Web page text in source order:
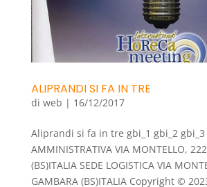
ALIPRANDI SI FA IN TRE
di web | 16/12/2017
Aliprandi si fa in tre gbi_1 gbi_2 gbi_3
AMMINISTRATIVA VIA MONTELLO,
(BS)ITALIA SEDE LOGISTICA VIA
GAMBARA (BS)ITALIA Copyright ©